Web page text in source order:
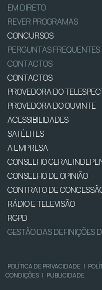
EM DIRETO
REVER PROGRAMAS
CONCURSOS
PERGUNTAS FREQUENTES
CONTACTOS
CONTACTOS
PROVEDORA DO
PROVEDORA DO OUVINTE
ACESSIBILIDADES
SATÉLITES
A EMPRESA
CONSELHO GERAL
CONSELHO DE OPINIÃO
CONTRATO DE
RÁDIO E TELEVISÃO
RGPD
GESTÃO DAS DEFINIÇÕES
POLÍTICA DE PRIVACIDADE |
CONDIÇÕES | PUBLICIDADE